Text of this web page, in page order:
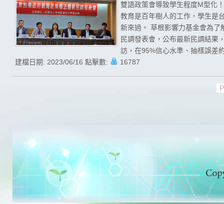
雙語政策會導致學生程度M型化
教育是百年樹人的工作，學生是
新來過。 草根影響力基金會為了
民調發表會，公布最新民調結果
訪，在95%信心水準、抽樣誤差
建檔日期: 2023/06/16 點擊數: 16787